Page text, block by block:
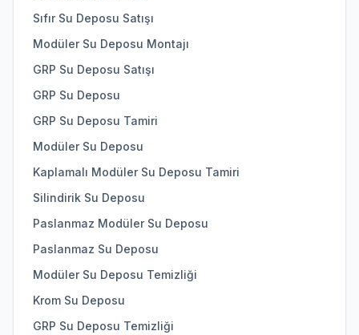
Sıfır Su Deposu Satışı
Modüler Su Deposu Montajı
GRP Su Deposu Satışı
GRP Su Deposu
GRP Su Deposu Tamiri
Modüler Su Deposu
Kaplamalı Modüler Su Deposu Tamiri
Silindirik Su Deposu
Paslanmaz Modüler Su Deposu
Paslanmaz Su Deposu
Modüler Su Deposu Temizliği
Krom Su Deposu
GRP Su Deposu Temizliği